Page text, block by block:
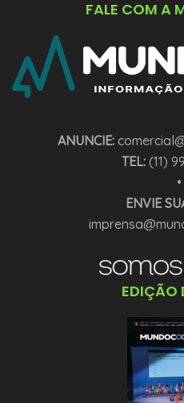
FALE COM A
ANUNCIE:
TEL:(11)
•
ENVIE
EDIÇÃO